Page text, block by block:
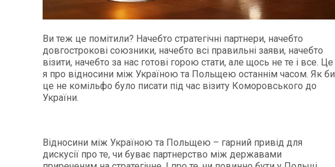
Ви теж це помітили? Начебто стратегічні партнери, начебто
довгострокові союзники, начебто всі правильні заяви, начебто
візити, начебто за нас готові горою стати, але щось не те і все. Це
я про відносини між Україною та Польщею останнім часом. Як би
це не комільфо було писати під час візиту Коморовського до
України.
Відносини між Україною та Польщею – гарний привід для
дискусії про те, чи буває партнерство між державами